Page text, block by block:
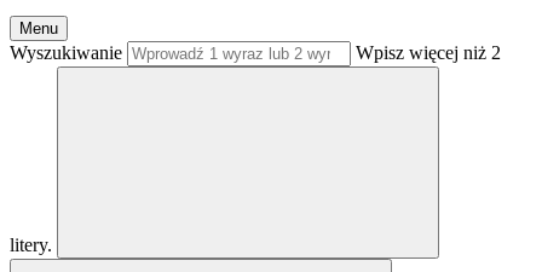
Menu
Wyszukiwanie Wpisz więcej niż 2
litery.